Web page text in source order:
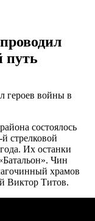
путь
состоялось
стрелковой
Их останки
Чин
храмов
Виктор Титов.